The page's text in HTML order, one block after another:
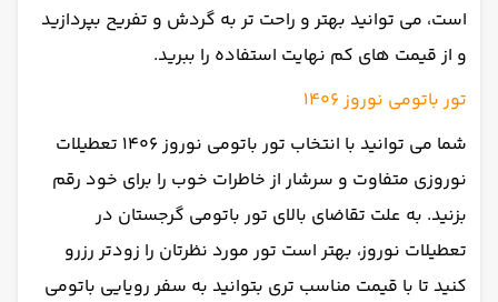
است، می توانید بهتر و راحت تر به گردش و تفریح بپردازید
و از قیمت های کم نهایت استفاده را ببرید.
تور باتومی نوروز 1406
شما می توانید با انتخاب تور باتومی نوروز 1406 تعطیلات
نوروزی متفاوت و سرشار از خاطرات خوب را برای خود رقم
بزنید. به علت تقاضای بالای تور باتومی گرجستان در
تعطیلات نوروز، بهتر است تور مورد نظرتان را زودتر رزرو
کنید تا با قیمت مناسب تری بتوانید به سفر رویایی باتومی